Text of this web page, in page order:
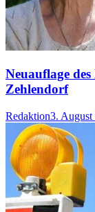
Neuauflage
Zehlendorf
Redaktion3. August